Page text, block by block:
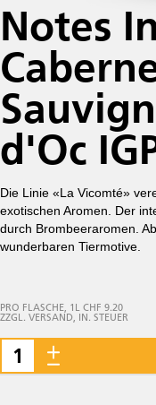
Notes
d'Oc
Die Linie «La Vicomté»
exotischen Aromen. Der
durch Brombeeraromen.
wunderbaren Tiermotive.
PRO FLASCHE, 1L CHF 9.20
ZZGL. VERSAND, IN. STEUER